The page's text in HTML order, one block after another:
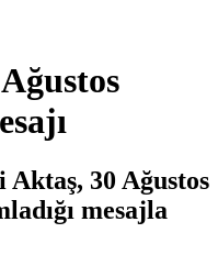
30 Ağustos
mesajla